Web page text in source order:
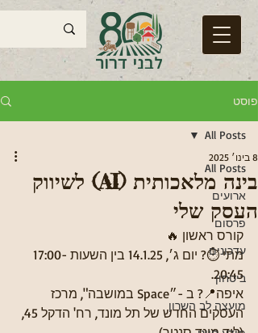
פוסט
All Posts
ארועים
פרסום
עדכונים
ביטחון
מועצה לב השרון
All Posts
בינה מלאכותית (AI) לשיווק
העסק שלי
8 בינו׳ 2025
קורס ראשון 🔥
מתי ⏱️? יום ג׳, 14.1.25 בין השעות 17:00-
20:45.
איפה📍? ב -״Space במושבה", מרכז
העסקים החדש של תל מונד, רח' הדקל 45,